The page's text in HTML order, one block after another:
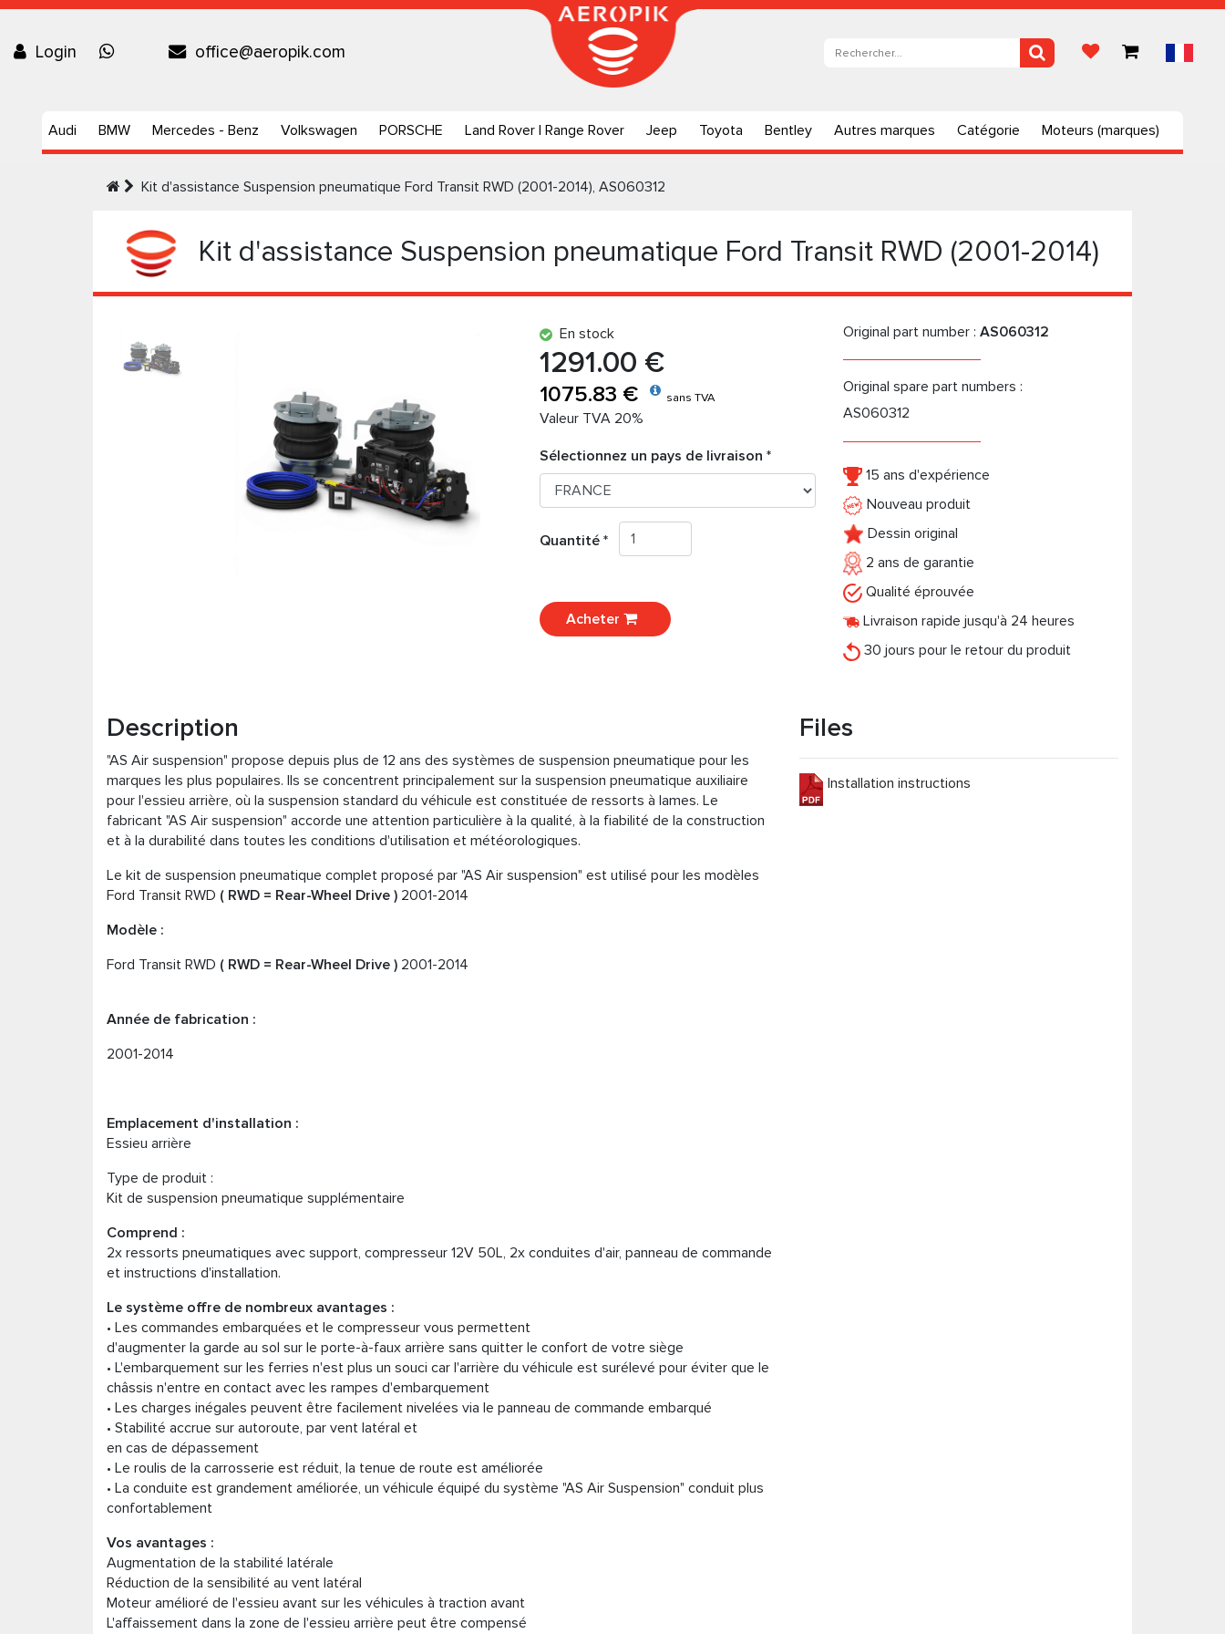
Login office@aeropik.com
Audi BMW Mercedes - Benz Volkswagen PORSCHE Land Rover | Range Rover Jeep Toyota Bentley Autres marques Catégorie Moteurs (marques)
Kit d'assistance Suspension pneumatique Ford Transit RWD (2001-2014), AS060312
Kit d'assistance Suspension pneumatique Ford Transit RWD (2001-2014)
En stock
1291.00 €
1075.83 € sans TVA
Valeur TVA 20%
Sélectionnez un pays de livraison *
Quantité *
Acheter
Original part number : AS060312
Original spare part numbers :
AS060312
15 ans d'expérience
Nouveau produit
Dessin original
2 ans de garantie
Qualité éprouvée
Livraison rapide jusqu'à 24 heures
30 jours pour le retour du produit
Description
"AS Air suspension" propose depuis plus de 12 ans des systèmes de suspension pneumatique pour les
marques les plus populaires. Ils se concentrent principalement sur la suspension pneumatique auxiliaire
pour l'essieu arrière, où la suspension standard du véhicule est constituée de ressorts à lames. Le
fabricant "AS Air suspension" accorde une attention particulière à la qualité, à la fiabilité de la construction
et à la durabilité dans toutes les conditions d'utilisation et météorologiques.
Le kit de suspension pneumatique complet proposé par "AS Air suspension" est utilisé pour les modèles
Ford Transit RWD ( RWD = Rear-Wheel Drive ) 2001-2014
Modèle :
Ford Transit RWD ( RWD = Rear-Wheel Drive ) 2001-2014
Année de fabrication :
2001-2014
Emplacement d'installation :
Essieu arrière
Type de produit :
Kit de suspension pneumatique supplémentaire
Comprend :
2x ressorts pneumatiques avec support, compresseur 12V 50L, 2x conduites d'air, panneau de commande
et instructions d'installation.
Le système offre de nombreux avantages :
• Les commandes embarquées et le compresseur vous permettent
d'augmenter la garde au sol sur le porte-à-faux arrière sans quitter le confort de votre siège
• L'embarquement sur les ferries n'est plus un souci car l'arrière du véhicule est surélevé pour éviter que le
châssis n'entre en contact avec les rampes d'embarquement
• Les charges inégales peuvent être facilement nivelées via le panneau de commande embarqué
• Stabilité accrue sur autoroute, par vent latéral et
en cas de dépassement
• Le roulis de la carrosserie est réduit, la tenue de route est améliorée
• La conduite est grandement améliorée, un véhicule équipé du système "AS Air Suspension" conduit plus
confortablement
Vos avantages :
Augmentation de la stabilité latérale
Réduction de la sensibilité au vent latéral
Moteur amélioré de l'essieu avant sur les véhicules à traction avant
L'affaissement dans la zone de l'essieu arrière peut être compensé
Files
Installation instructions